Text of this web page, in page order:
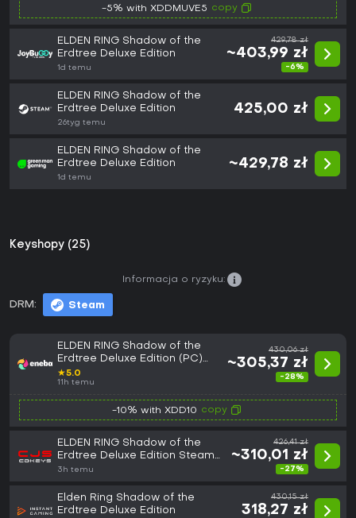
-5% with XDDMUVE5 copy
ELDEN RING Shadow of the
Erdtree Deluxe Edition
1d temu
429,78 zł
~403,99 zł
-6%
ELDEN RING Shadow of the
Erdtree Deluxe Edition
26tyg temu
425,00 zł
ELDEN RING Shadow of the
Erdtree Deluxe Edition
1d temu
~429,78 zł
Keyshopy (25)
DRM: Steam
Informacja o ryzyku:
ELDEN RING Shadow of the
Erdtree Deluxe Edition (PC)
Steam Key EUROPE
★5.0
11h temu
430,06 zł
~305,37 zł
-28%
-10% with XDD10 copy
ELDEN RING Shadow of the
Erdtree Deluxe Edition Steam
Key: ROW (GLOBAL)
3h temu
426,41 zł
~310,01 zł
-27%
Elden Ring Shadow of the
Erdtree Deluxe Edition
430,15 zł
318,27 zł